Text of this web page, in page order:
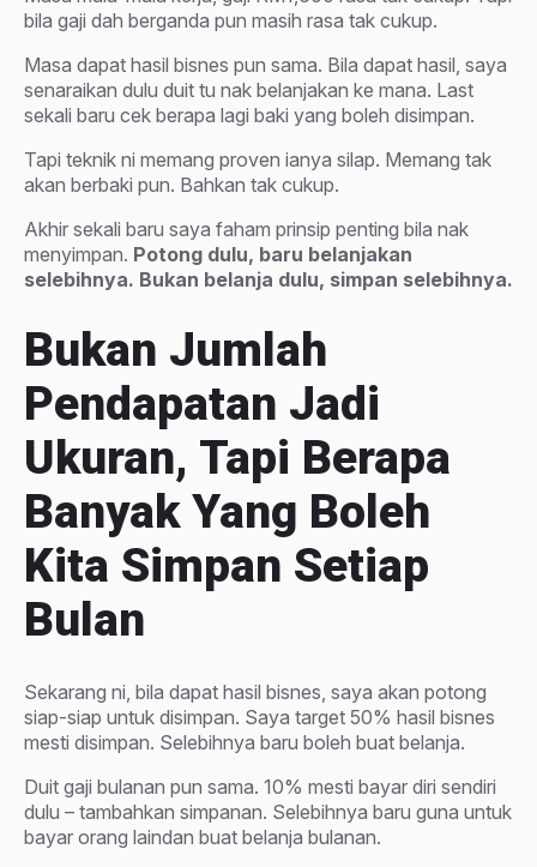
bila gaji dah berganda pun masih rasa tak cukup.
Masa dapat hasil bisnes pun sama. Bila dapat hasil, saya
senaraikan dulu duit tu nak belanjakan ke mana. Last
sekali baru cek berapa lagi baki yang boleh disimpan.
Tapi teknik ni memang proven ianya silap. Memang tak
akan berbaki pun. Bahkan tak cukup.
Akhir sekali baru saya faham prinsip penting bila nak
menyimpan. Potong dulu, baru belanjakan
selebihnya. Bukan belanja dulu, simpan selebihnya.
Bukan Jumlah
Pendapatan Jadi
Ukuran, Tapi Berapa
Banyak Yang Boleh
Kita Simpan Setiap
Bulan
Sekarang ni, bila dapat hasil bisnes, saya akan potong
siap-siap untuk disimpan. Saya target 50% hasil bisnes
mesti disimpan. Selebihnya baru boleh buat belanja.
Duit gaji bulanan pun sama. 10% mesti bayar diri sendiri
dulu – tambahkan simpanan. Selebihnya baru guna untuk
bayar orang laindan buat belanja bulanan.